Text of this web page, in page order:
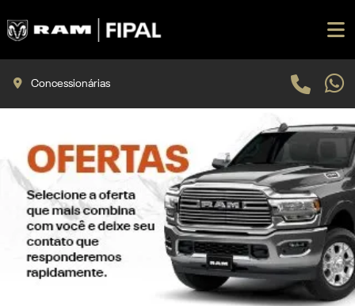
Concessionárias